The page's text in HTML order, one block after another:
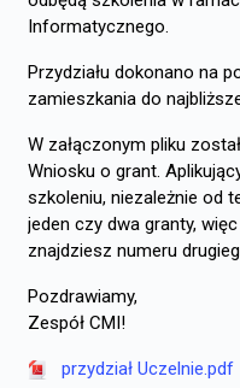
Informatycznego.
Przydziału dokonano na
zamieszkania do
W załączonym pliku
Wniosku o grant.
szkoleniu, niezależnie od
jeden czy dwa granty,
znajdziesz numeru
Pozdrawiamy,
Zespół CMI!
przydział Uczelnie.pdf